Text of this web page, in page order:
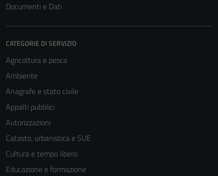
Documenti e Dati
CATEGORIE DI SERVIZIO
Agricoltura e pesca
Ambiente
Anagrafe e stato civile
Appalti pubblici
Autorizzazioni
Catasto, urbanistica e SUE
Cultura e tempo libero
Educazione e formazione